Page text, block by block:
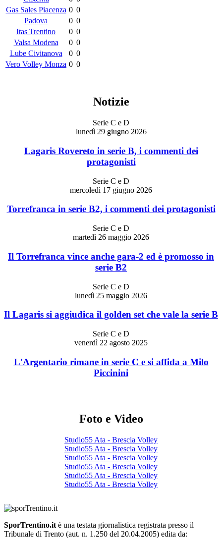
Gas Sales Piacenza 0 0
Padova
0 0
Itas Trentino
0 0
Valsa Modena
0 0
Lube Civitanova
0 0
Vero Volley Monza 0 0
Notizie
Serie C e D
lunedì 29 giugno 2026
Lagaris Rovereto in serie B, i commenti dei
protagonisti
Serie C e D
mercoledì 17 giugno 2026
Torrefranca in serie B2, i commenti dei protagonisti
Serie C e D
martedì 26 maggio 2026
Il Torrefranca vince anche gara-2 ed è promosso in
serie B2
Serie C e D
lunedì 25 maggio 2026
Il Lagaris si aggiudica il golden set che vale la serie B
Serie C e D
venerdì 22 agosto 2025
L'Argentario rimane in serie C e si affida a Milo
Piccinini
Foto e Video
Studio55 Ata - Brescia Volley
Studio55 Ata - Brescia Volley
Studio55 Ata - Brescia Volley
Studio55 Ata - Brescia Volley
Studio55 Ata - Brescia Volley
Studio55 Ata - Brescia Volley
SporTrentino.it è una testata giornalistica registrata presso il
Tribunale di Trento (aut. n. 1.250 del 20.04.2005) edita da: